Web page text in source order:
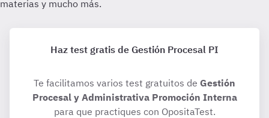
Haz test gratis de Gestión Procesal PI
Te facilitamos varios test gratuitos de Gestión
Procesal y Administrativa Promoción Interna
para que practiques con OpositaTest.